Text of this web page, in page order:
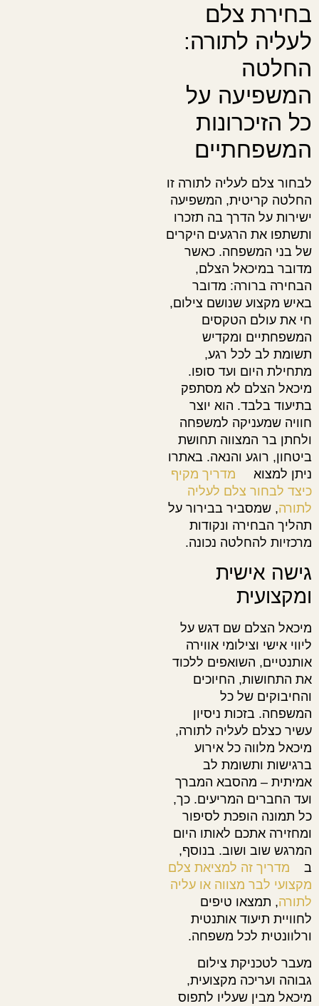
בחירת צלם
לעליה לתורה:
החלטה
המשפיעה על
כל הזיכרונות
המשפחתיים
לבחור צלם לעליה לתורה זו
החלטה קריטית, המשפיעה
ישירות על הדרך בה תזכרו
ותשתפו את הרגעים היקרים
של בני המשפחה. כאשר
מדובר במיכאל הצלם,
הבחירה ברורה: מדובר
באיש מקצוע שנושם צילום,
חי את עולם הטקסים
המשפחתיים ומקדיש
תשומת לב לכל רגע,
מתחילת היום ועד סופו.
מיכאל הצלם לא מסתפק
בתיעוד בלבד. הוא יוצר
חוויה שמעניקה למשפחה
ולחתן בר המצווה תחושת
ביטחון, רוגע והנאה. באתרו
ניתן למצוא
מדריך מקיף
כיצד לבחור צלם לעליה
לתורה, שמסביר בבירור על
תהליך הבחירה ונקודות
מרכזיות להחלטה נכונה.
גישה אישית
ומקצועית
מיכאל הצלם שם דגש על
ליווי אישי וצילומי אווירה
אותנטיים, השואפים ללכוד
את התחושות, החיוכים
והחיבוקים של כל
המשפחה. בזכות ניסיון
עשיר כצלם לעליה לתורה,
מיכאל מלווה כל אירוע
ברגישות ותשומת לב
אמיתית – מהסבא המברך
ועד החברים המריעים. כך,
כל תמונה הופכת לסיפור
ומחזירה אתכם לאותו היום
המרגש שוב ושוב. בנוסף,
ב
מדריך זה למציאת צלם
מקצועי לבר מצווה או עליה
לתורה, תמצאו טיפים
לחוויית תיעוד אותנטית
ורלוונטית לכל משפחה.
מעבר לטכניקת צילום
גבוהה ועריכה מקצועית,
מיכאל מבין שעליו לתפוס